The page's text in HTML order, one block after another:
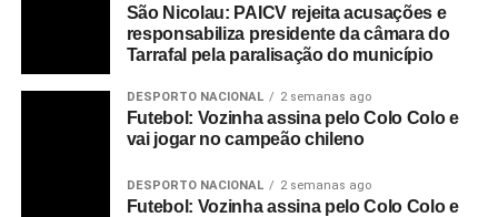
São Nicolau: PAICV rejeita acusações e
responsabiliza presidente da câmara do
Tarrafal pela paralisação do município
DESPORTO NACIONAL 2 semanas ago
Futebol: Vozinha assina pelo Colo Colo e
vai jogar no campeão chileno
DESPORTO NACIONAL 2 semanas ago
Futebol: Vozinha assina pelo Colo Colo e